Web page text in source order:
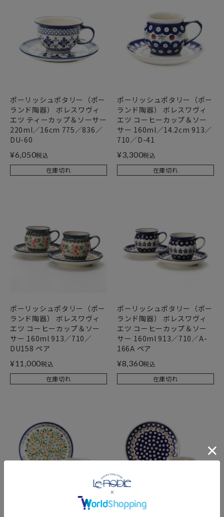
ポーリッシュポタリー（ポー
ランド陶器） ボレスワヴィ
エツ ティーカップ＆ソーサー
220ml／16cm 775／836／
DU-60
¥6,050税込
在庫切れ
ポーリッシュポタリー（ポー
ランド陶器） ボレスワヴィ
エツ コーヒーカップ＆ソー
サー 160ml／14.2cm 913／
710／D-41
¥3,300税込
在庫切れ
ポーリッシュポタリー（ポー
ランド陶器） ボレスワヴィ
エツ コーヒーカップ＆ソー
サー 160ml 913／710／
DU158 ペア
¥11,000税込
在庫切れ
ポーリッシュポタリー（ポー
ランド陶器） ボレスワヴィ
エツ コーヒーカップ＆ソー
サー 160ml 913／710／A-
166A ペア
¥8,360税込
在庫切れ